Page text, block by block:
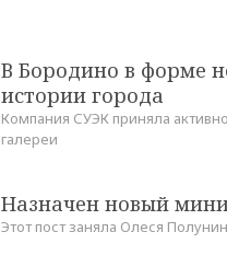
В Бородино в форме
истории города
Компания СУЭК приняла
галереи
Назначен новый
Этот пост заняла Олеся